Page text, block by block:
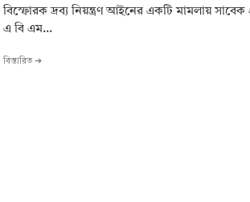
বিস্ফোরক দ্রব্য নিয়ন্ত্রণ আইনের একটি মামলায় সাবেক
এ বি এম...
বিস্তারিত ➔